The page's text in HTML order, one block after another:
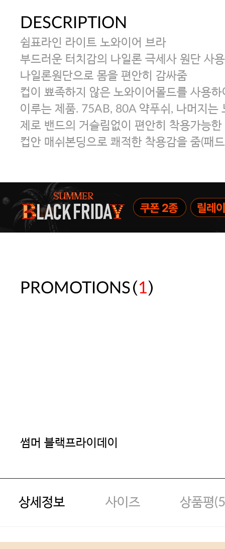
DESCRIPTION
쉼표라인 라이트 노와이어 브라
부드러운 터치감의 나일론 극세사 원단 사
나일론원단으로 몸을 편안히 감싸줌
컵이 뾰족하지 않은 노와이어몰드를 사용
이루는 제품. 75AB, 80A 약푸쉬, 나머지는
제로 밴드의 거슬림없이 편안히 착용가능한
컵안 매쉬본딩으로 쾌적한 착용감을 줌(패
PROMOTIONS(1)
썸머 블랙프라이데이
상세정보 사이즈 상품평(5